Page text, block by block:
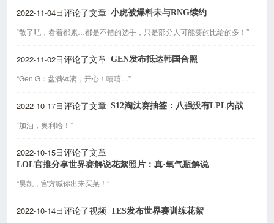
2022-11-04日评论了文章 小虎被爆料未与RNG续约
“散了吧，看着都累…都是不错的选手，只是部分人可能要的比给的多！”
2022-11-02日评论了文章 GEN发布抵达韩国合照
“Gen·G：盆满钵满，开心！嘻嘻…”
2022-10-17日评论了文章 S12淘汰赛抽签：八强没有LPL内战
“加油，奥利给！”
2022-10-15日评论了文章
LOL官推分享世界赛解说花絮照片：真·氧气瓶解说
“昊凯，官方喊你出来买菜！”
2022-10-14日评论了视频 TES发布世界赛训练花絮